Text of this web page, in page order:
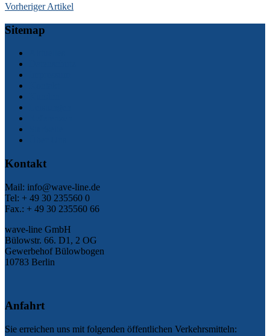
Vorheriger Artikel
Sitemap
Kontakt
Mail: info@wave-line.de
Tel: + 49 30 235560 0
Fax.: + 49 30 235560 66
wave-line GmbH
Bülowstr. 66. D1, 2 OG
Gewerbehof Bülowbogen
10783 Berlin
Anfahrt
Sie erreichen uns mit folgenden öffentlichen Verkehrsmitteln: